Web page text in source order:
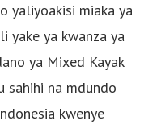
yaliyoakisi miaka ya
yake ya kwanza ya
ya Mixed Kayak
sahihi na mdundo
kwenye